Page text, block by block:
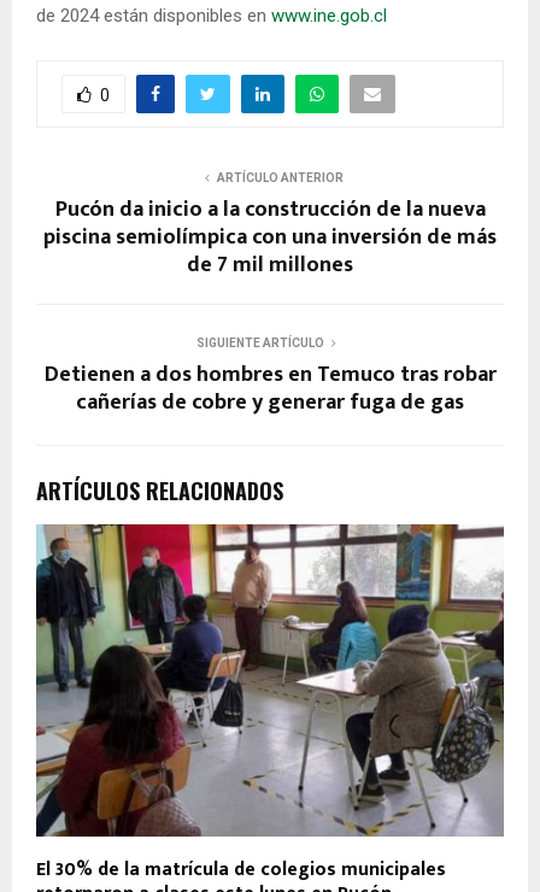
de 2024 están disponibles en www.ine.gob.cl
0
ARTÍCULO ANTERIOR
Pucón da inicio a la construcción de la nueva
piscina semiolímpica con una inversión de más
de 7 mil millones
SIGUIENTE ARTÍCULO
Detienen a dos hombres en Temuco tras robar
cañerías de cobre y generar fuga de gas
ARTÍCULOS RELACIONADOS
El 30% de la matrícula de colegios municipales